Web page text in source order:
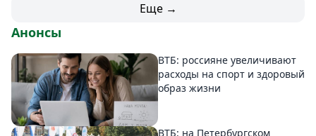
Еще →
Анонсы
ВТБ: россияне увеличивают
расходы на спорт и здоровый
образ жизни
ВТБ: на Петербургском